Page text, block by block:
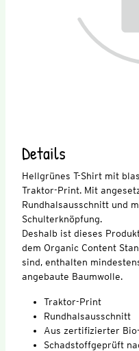
Details
Hellgrünes T-Shirt mit
Traktor-Print. Mit
Rundhalsausschnitt und
Schulterknöpfung.
Deshalb ist dieses
dem Organic Content
sind, enthalten
angebaute Baumwolle.
Traktor-Print
Rundhalsausschnitt
Aus zertifizierter
Schadstoffgeprüft